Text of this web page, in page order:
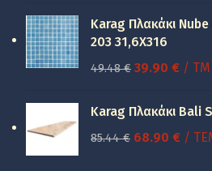
was:
150.00 €.
Karag Πλακάκι
203 31,6X316
49.48€ Original
was:
39.90 €Η
τιμή
είναι:
39.90
/ TM
Karag Πλακάκι Bali
85.44€ Original
68.90 €Η/